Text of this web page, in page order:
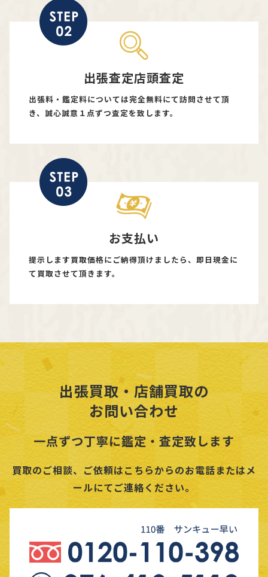
出張査定店頭査定
出張料・鑑定料については完全無料にて訪問させて頂
き、誠心誠意１点ずつ査定を致します。
お支払い
提示します買取価格にご納得頂けましたら、即日現金に
て買取させて頂きます。
出張買取・店舗買取の
お問い合わせ
一点ずつ丁寧に鑑定・査定致します
買取のご相談、ご依頼はこちらからのお電話またはメ
ールにてご連絡ください。